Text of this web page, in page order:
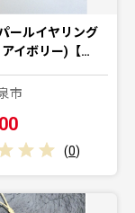
ールイヤリング
イボリー)【…
市
(0)